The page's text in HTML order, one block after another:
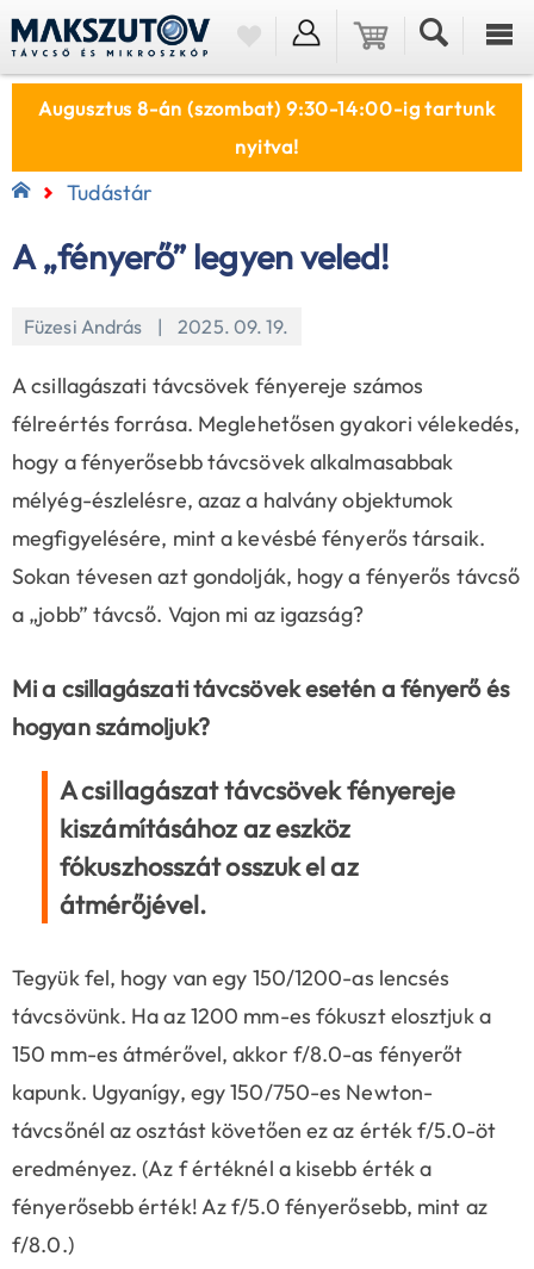
Augusztus 8-án (szombat) 9:30-14:00-ig tartunk
nyitva!
Tudástár
A „fényerő” legyen veled!
Füzesi András | 2025. 09. 19.
A csillagászati távcsövek fényereje számos
félreértés forrása. Meglehetősen gyakori vélekedés,
hogy a fényerősebb távcsövek alkalmasabbak
mélyég-észlelésre, azaz a halvány objektumok
megfigyelésére, mint a kevésbé fényerős társaik.
Sokan tévesen azt gondolják, hogy a fényerős távcső
a „jobb” távcső. Vajon mi az igazság?
Mi a csillagászati távcsövek esetén a fényerő és
hogyan számoljuk?
A csillagászat távcsövek fényereje
kiszámításához az eszköz
fókuszhosszát osszuk el az
átmérőjével.
Tegyük fel, hogy van egy 150/1200-as lencsés
távcsövünk. Ha az 1200 mm-es fókuszt elosztjuk a
150 mm-es átmérővel, akkor f/8.0-as fényerőt
kapunk. Ugyanígy, egy 150/750-es Newton-
távcsőnél az osztást követően ez az érték f/5.0-öt
eredményez. (Az f értéknél a kisebb érték a
fényerősebb érték! Az f/5.0 fényerősebb, mint az
f/8.0.)